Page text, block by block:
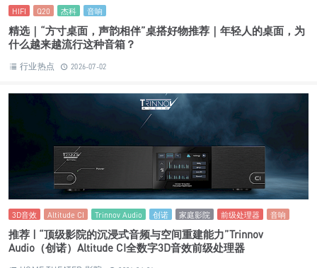
HIFI Q20 杰科 音响
精选｜“方寸桌面，声韵相伴”桌搭好物推荐｜年轻人的桌面，为
什么越来越流行这种音箱？
行业热点 2026-07-02
3D音效 Altitude CI Trinnov Audio 创诺 家庭影院 前级处理器 音响
推荐 | “顶级影院的沉浸式音频与空间重建能力”Trinnov
Audio（创诺）Altitude CI全数字3D音效前级处理器